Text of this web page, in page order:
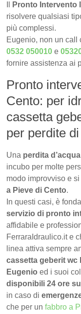
Pronto Intervento
risolvere qualsiasi
più complessi.
Eugenio, non un call
0532 050010 e
fornire assistenza ai
Pronto
Cento: per
cassetta
per perdite
Una perdita
incubo per molte
modo improvviso e si
a Pieve di Cento.
In questi casi, è
servizio di pronto
affidabile e
FerraraIdraulico.it e
linea attiva sempre
cassetta geberit wc
Eugenio ed i suoi
disponibili 24 ore
in caso di
che per unfabbro a